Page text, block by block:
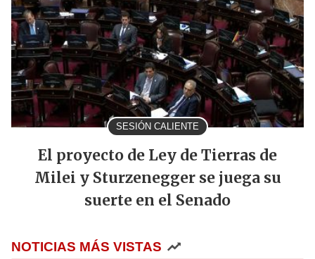
SESIÓN CALIENTE
El proyecto de Ley de Tierras de
Milei y Sturzenegger se juega su
suerte en el Senado
NOTICIAS MÁS VISTAS